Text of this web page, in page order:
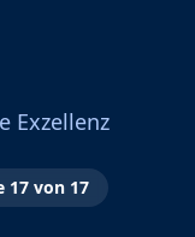
Exzellenz
17 von 17